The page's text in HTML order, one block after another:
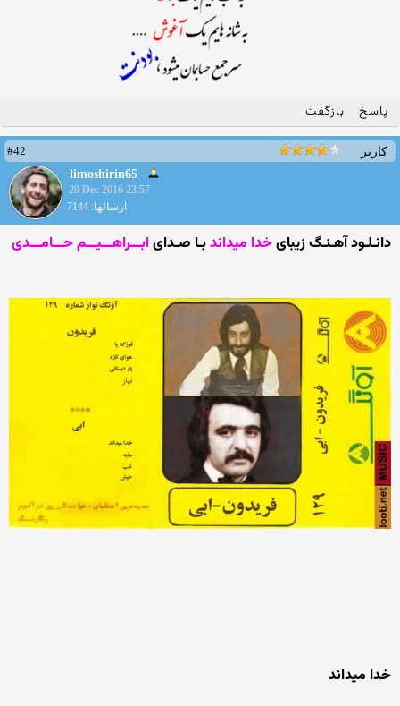
پاسخ بازگفت
کاربر
#42
limoshirin65
29 Dec 2016 23:57
ارسالها: 7144
دانـلـود آهـنـگ زیبایخدا میداندبـا صـدایابـــراهـــیـــم حـــامـــدی
خدا میداند